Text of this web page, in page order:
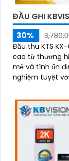
ĐẦU GHI
30%
Đầu thu KTS
cao từ thương hiệu đáng
mẽ và tính ổn
nghiệm tuyệt